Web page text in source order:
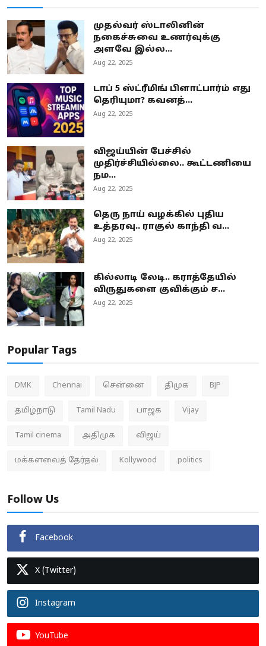
முதல்வர் ஸ்டாலினின்
நகைச்சுவை உணர்வுக்கு
அளவே இல்ல...
Aug 22, 2025
டாப் 5 ஸ்ட்ரீமிங் பிளாட்பார்ம் எது
தெரியுமா? கவனத்...
Aug 22, 2025
விஜய்யின் பேச்சில்
முதிர்ச்சியில்லை.. கூட்டணியை
நம...
Aug 22, 2025
தெரு நாய் வழக்கில் புதிய
உத்தரவு.. ராகுல் காந்தி வ...
Aug 22, 2025
கில்லாடி லேடி.. கராத்தேயில்
விருதுகளை குவிக்கும் ச...
Aug 22, 2025
Popular Tags
DMK Chennai சென்னை திமுக BJP
தமிழ்நாடு Tamil Nadu பாஜக Vijay
Tamil cinema அதிமுக விஜய்
மக்களவைத் தேர்தல் Kollywood politics
Follow Us
Facebook
X (Twitter)
Instagram
YouTube